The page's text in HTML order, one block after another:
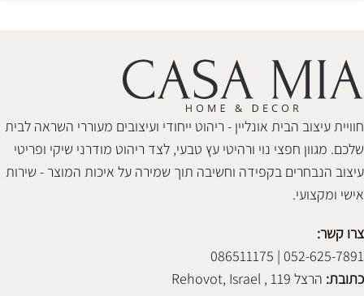
חוויית עיצוב הבית אונליין - ריהוט ייחודי ועיצובים מעוררי השראה לבית
שלכם. מגוון חפצי נוי ורהיטי עץ טבעי, לצד ריהוט מודרני שיקי ופריטי
עיצוב הנבחרים בקפידה וחשיבה תוך שמירה על איכות המוצר - שירות
אישי ומקצועי.
צרו קשר:
052-625-7891 | 086511175
כתובת: הרצל 119 , Rehovot, Israel